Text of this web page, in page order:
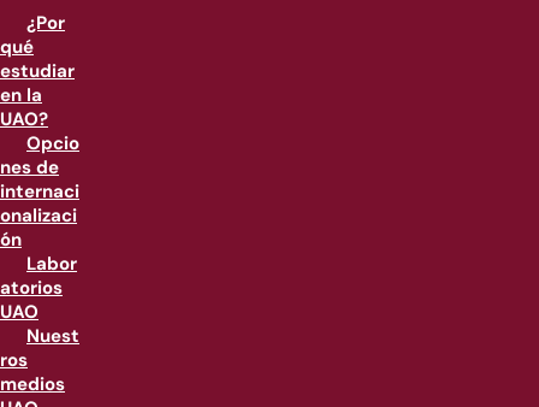
¿Por
qué
estudiar
en la
UAO?
Opcio
nes de
internaci
onalizaci
ón
Labor
atorios
UAO
Nuest
ros
medios